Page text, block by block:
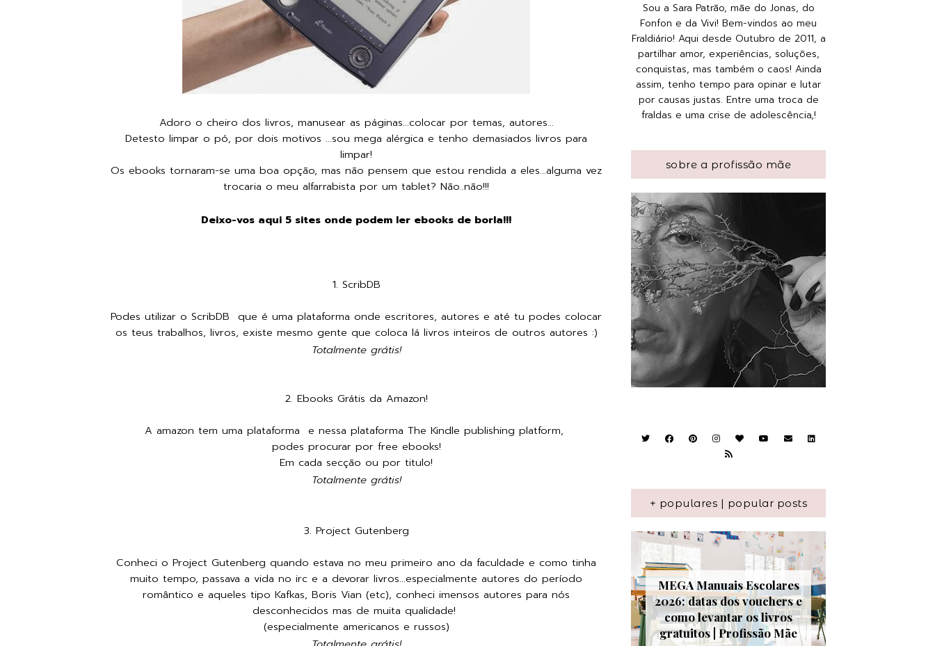
Adoro o cheiro dos livros, manusear as páginas...colocar por temas, autores...
Detesto limpar o pó, por dois motivos ...sou mega alérgica e tenho demasiados livros para
limpar!
Os ebooks tornaram-se uma boa opção, mas não pensem que estou rendida a eles...alguma vez
trocaria o meu alfarrabista por um tablet? Não..não!!!
Deixo-vos aqui 5 sites onde podem ler ebooks de borla!!!
1. ScribDB
Podes utilizar o ScribDB que é uma plataforma onde escritores, autores e até tu podes colocar
os teus trabalhos, livros, existe mesmo gente que coloca lá livros inteiros de outros autores :)
Totalmente grátis!
2. Ebooks Grátis da Amazon!
A amazon tem uma plataforma e nessa plataforma The Kindle publishing platform,
podes procurar por free ebooks!
Em cada secção ou por titulo!
Totalmente grátis!
3. Project Gutenberg
Conheci o Project Gutenberg quando estava no meu primeiro ano da faculdade e como tinha
muito tempo, passava a vida no irc e a devorar livros...especialmente autores do período
romântico e aqueles tipo Kafkas, Boris Vian (etc), conheci imensos autores para nós
desconhecidos mas de muita qualidade!
(especialmente americanos e russos)
Sou a Sara Patrão, mãe do Jonas, do
Fonfon e da Vivi! Bem-vindos ao meu
Fraldiário! Aqui desde Outubro de 2011, a
partilhar amor, experiências, soluções,
conquistas, mas também o caos! Ainda
assim, tenho tempo para opinar e lutar
por causas justas. Entre uma troca de
fraldas e uma crise de adolescência,!
sobre a profissão mãe
+ populares | popular posts
MEGA Manuais Escolares
2026: datas dos vouchers e
como levantar os livros
gratuitos | Profissão Mãe